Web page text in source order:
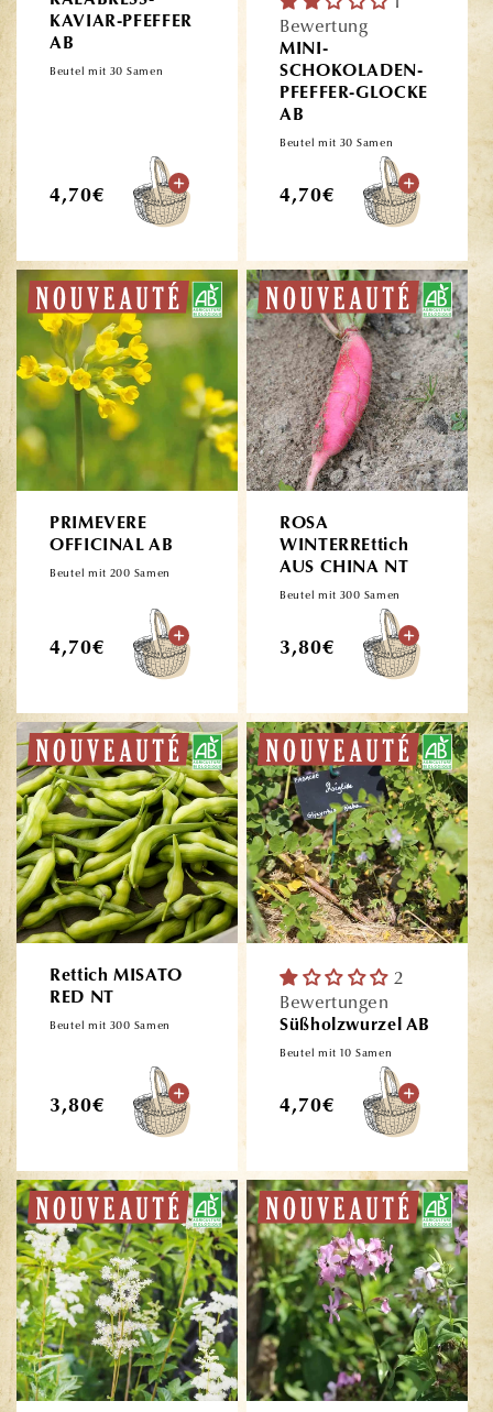
KAVIAR-PFEFFER
AB
Beutel mit 30 Samen
Normaler
4,70€
Bewertung
MINI-
SCHOKOLADEN-
PFEFFER-GLOCKE
AB
Beutel mit 30 Samen
Normaler
4,70€
PRIMEVERE
OFFICINAL AB
Beutel mit 200 Samen
Normaler
4,70€
ROSA
WINTERREttich
AUS CHINA NT
Beutel mit 300 Samen
Normaler
3,80€
Rettich MISATO
RED NT
Beutel mit 300 Samen
Normaler
3,80€
2
Bewertungen
Süßholzwurzel AB
Beutel mit 10 Samen
Normaler
4,70€